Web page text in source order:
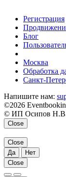
Регистрация
Блог
Москва
Обработка
Санкт-
Напишите нам:
©2026
© ИП Осипов
Close
Close
Да
Нет
Close